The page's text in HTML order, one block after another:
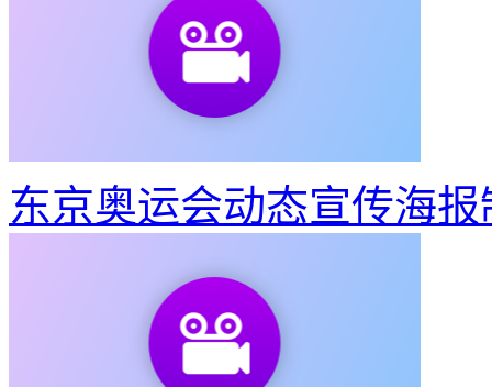
东京奥运会动态宣传海
视频转出既清晰又不大